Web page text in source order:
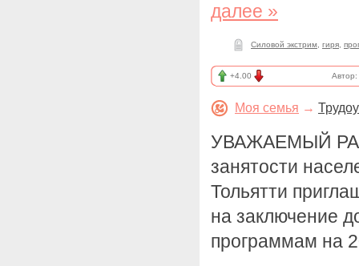
далее »
Силовой экстрим гиря
+4.00 Автор:
Моя семья →
УВАЖАЕМЫЙ
занятости
Тольятти
на заключение
программам на